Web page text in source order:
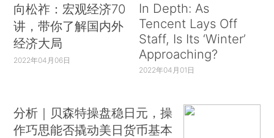
向松祚：宏观经济70
讲，带你了解国内外
经济大局
2022年04月06日
In Depth: As
Tencent Lays Off
Staff, Is Its ‘Winter’
Approaching?
2022年04月01日
分析｜贝森特操盘稳日元，操
作巧思能否撬动美日货币基本